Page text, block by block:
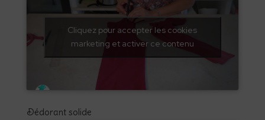
Cliquez pour accepter les cookies
marketing et activer ce contenu
Dédorant solide